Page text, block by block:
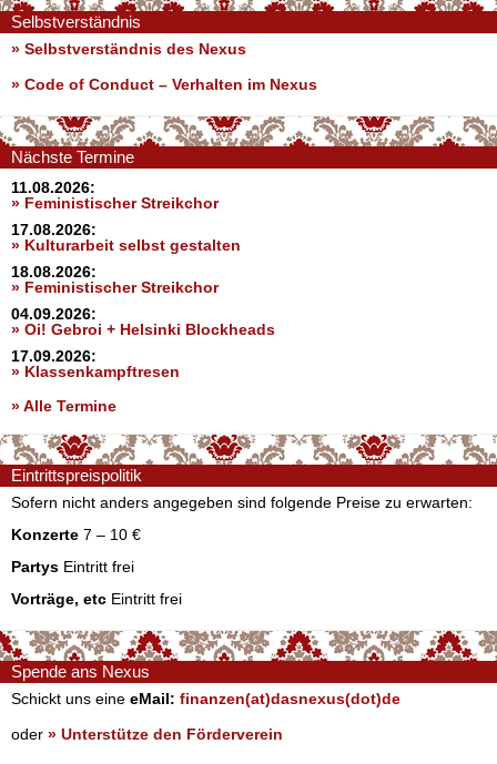
Selbstverständnis
» Selbstverständnis des Nexus
» Code of Conduct – Verhalten im Nexus
Nächste Termine
11.08.2026:
» Feministischer Streikchor
17.08.2026:
» Kulturarbeit selbst gestalten
18.08.2026:
» Feministischer Streikchor
04.09.2026:
» Oi! Gebroi + Helsinki Blockheads
17.09.2026:
» Klassenkampftresen
» Alle Termine
Eintrittspreispolitik
Sofern nicht anders angegeben sind folgende Preise zu erwarten:
Konzerte 7 – 10 €
Partys Eintritt frei
Vorträge, etc Eintritt frei
Spende ans Nexus
Schickt uns eine eMail: finanzen(at)dasnexus(dot)de
oder » Unterstütze den Förderverein